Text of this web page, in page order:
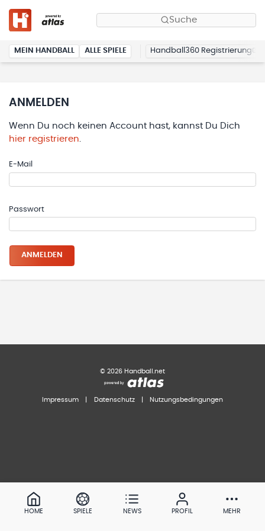
Suche
MEIN HANDBALL ALLE SPIELE Handball360 Registrierung
ANMELDEN
Wenn Du noch keinen Account hast, kannst Du Dich
hier registrieren.
E-Mail
Passwort
ANMELDEN
© 2026 Handball.net
Impressum Datenschutz Nutzungsbedingungen
HOME SPIELE NEWS PROFIL MEHR